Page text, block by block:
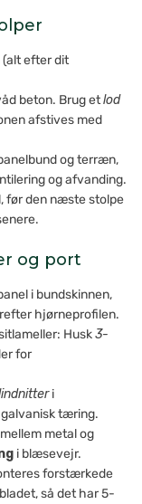
(alt efter dit
beton. Brug etlod
afstives med
og terræn,
og afvanding.
før den næste stolpe
og port
i bundskinnen,
hjørneprofilen.
Husk3-
for
i
tæring.
metal og
i blæsevejr.
forstærkede
så det har 5-